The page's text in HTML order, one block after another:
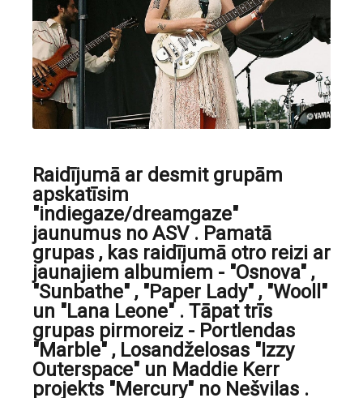
Raidījumā ar desmit grupām
apskatīsim
"indiegaze/dreamgaze"
jaunumus no ASV . Pamatā
grupas , kas raidījumā otro reizi ar
jaunajiem albumiem - "Osnova" ,
"Sunbathe" , "Paper Lady" , "Wooll"
un "Lana Leone" . Tāpat trīs
grupas pirmoreiz - Portlendas
"Marble" , Losandželosas "Izzy
Outerspace" un Maddie Kerr
projekts "Mercury" no Nešvilas .